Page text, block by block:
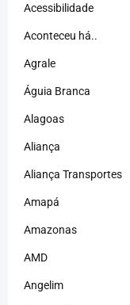
Acessibilidade
Aconteceu há..
Agrale
Águia Branca
Alagoas
Aliança
Aliança Transportes
Amapá
Amazonas
AMD
Angelim